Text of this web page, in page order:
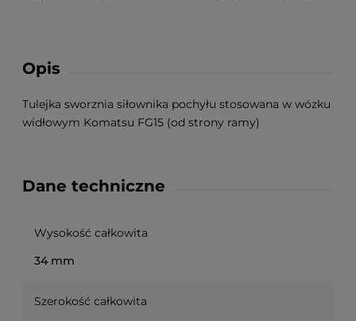
Opis
Tulejka sworznia siłownika pochyłu stosowana w wózku
widłowym Komatsu FG15 (od strony ramy)
Dane techniczne
Wysokość całkowita
34 mm
Szerokość całkowita